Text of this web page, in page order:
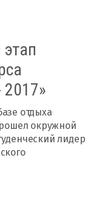
2017»
отдыха
окружной
лидер